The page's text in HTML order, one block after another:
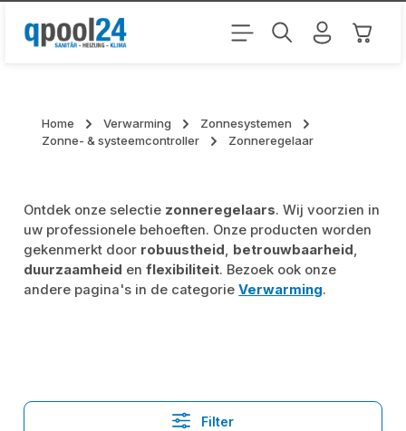
Ga naar de hoofdinhoud
Home Verwarming
Zonnesystemen
Zonne- & systeemcontroller
Zonneregelaar
Ontdek onze selectie zonneregelaars. Wij voorzien in
uw professionele behoeften. Onze producten worden
gekenmerkt door robuustheid, betrouwbaarheid,
duurzaamheid enflexibiliteit. Bezoek ook onze
andere pagina's in de categorieVerwarming.
Filter